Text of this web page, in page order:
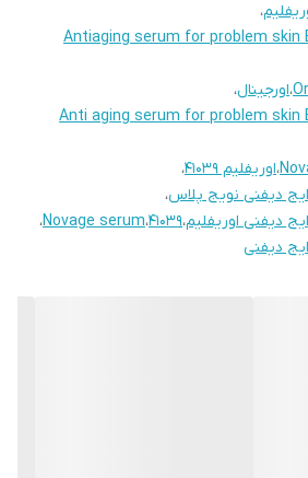
است
،
Antiaging serum for problem skin
،اورجینال،
Anti aging serum for problem skin
،اوریفلیم 41039
،
دیفنی نویج پلاس،
دیفنی اوریفلیم،41039،Novage serum،
دیفنی